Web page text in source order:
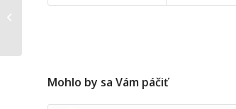
Mohlo by sa Vám páčiť